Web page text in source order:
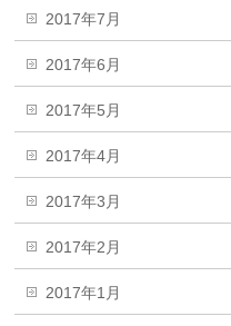
2017年7月
2017年6月
2017年5月
2017年4月
2017年3月
2017年2月
2017年1月